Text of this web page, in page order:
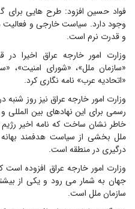
فواد حسین افزود: طرح هایی برای
وجود دارد. سیاست خارجی و فعالیت
و قدرت نرم است.
وزارت امور خارجه عراق اخیرا
«سازمان ملل»، «شورای امنیت»،
«اتحادیه عرب» نامه نگاری کرد.
وزارت امور خارجه عراق نیز روز شنبه
رسمی برای این نهادهای بین المللی
خاطر نشان ساخت که نامه اخیر
ملل بخشی از سیاست هدفمند بهانه
درگیری در منطقه است.
وزارت امور خارجه عراق افزوده است
جهان به شمار می رود و یکی از
سازمان ملل است.